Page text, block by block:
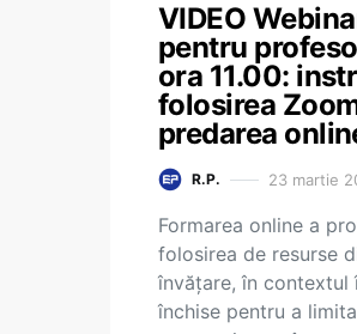
VIDEO
pentru
ora 11.00:
folosirea
predarea
R.P. 23 martie
Formarea online a
folosirea de resurse
învățare, în contextul
închise pentru a